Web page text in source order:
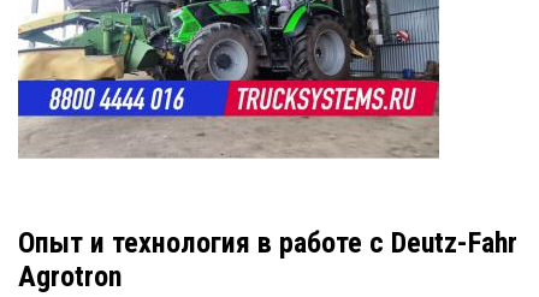
Опыт и технология в работе с Deutz-Fahr
Agrotron